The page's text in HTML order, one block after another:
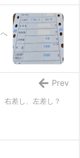
差し、左差し？
Prev